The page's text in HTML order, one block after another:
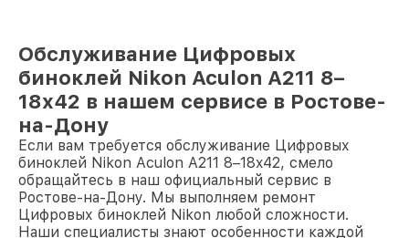
Обслуживание Цифровых
биноклей Nikon Aculon A211 8–
18x42 в нашем сервисе в Ростове-
на-Дону
Если вам требуется обслуживание Цифровых
биноклей Nikon Aculon A211 8–18x42, смело
обращайтесь в наш официальный сервис в
Ростове-на-Дону. Мы выполняем ремонт
Цифровых биноклей Nikon любой сложности.
Наши специалисты знают особенности каждой